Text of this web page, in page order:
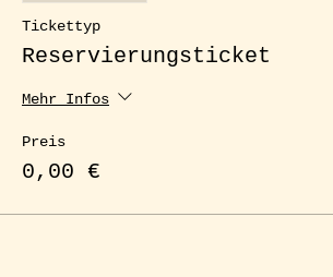
Tickettyp
Reservierungsticket
Mehr Infos
Preis
0,00 €